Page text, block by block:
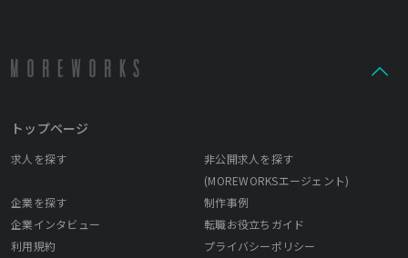
トップページ
求人を探す
非公開求人を探す
(MOREWORKSエージェント)
企業を探す
制作事例
企業インタビュー
転職お役立ちガイド
利用規約
プライバシーポリシー